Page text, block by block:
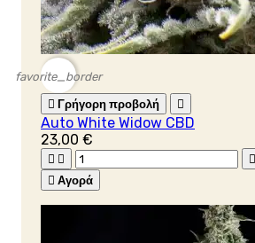
favorite_border
 Γρήγορη προβολή 
Auto White Widow CBD
23,00 €
  
 Αγορά